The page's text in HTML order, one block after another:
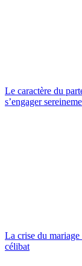
Le caractère du
s’engager
La crise du
célibat